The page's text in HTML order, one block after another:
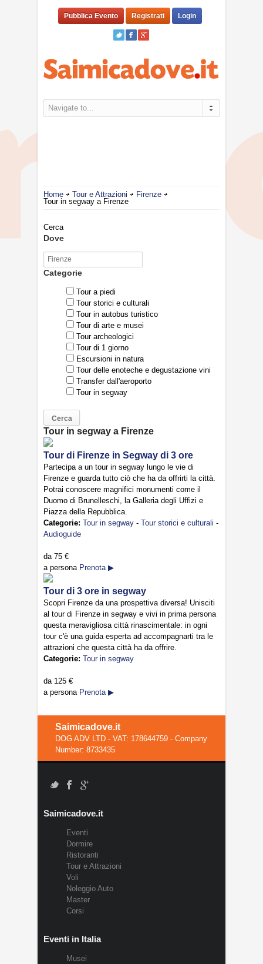
Pubblica Evento Registrati Login
Navigate to...
Home Tour e Attrazioni
Firenze
Tour in segway a Firenze
Cerca
Dove
Categorie
Tour a piedi
Tour storici e culturali
Tour in autobus turistico
Tour di arte e musei
Tour archeologici
Tour di 1 giorno
Escursioni in natura
Tour delle enoteche e degustazione vini
Transfer dall'aeroporto
Tour in segway
Tour in segway a Firenze
Tour di Firenze in Segway di 3 ore
Partecipa a un tour in segway lungo le vie di
Firenze e guarda tutto ciò che ha da offrirti la città.
Potrai conoscere magnifici monumenti come il
Duomo di Brunelleschi, la Galleria degli Uffizi e
Piazza della Repubblica.
Categorie: Tour in segway - Tour storici e culturali -
Audioguide
da 75 €
a persona Prenota ▶
Tour di 3 ore in segway
Scopri Firenze da una prospettiva diversa! Unisciti
al tour di Firenze in segway e vivi in prima persona
questa meravigliosa città rinascimentale: in ogni
tour c'è una guida esperta ad accompagnarti tra le
attrazioni che questa città ha da offrire.
Categorie: Tour in segway
da 125 €
a persona Prenota ▶
Saimicadove.it
DOG ADV LTD - VAT: 178644759 - Company
Number: 8733435
Saimicadove.it
Eventi
Dormire
Ristoranti
Tour e Attrazioni
Voli
Noleggio Auto
Master
Corsi
Eventi in Italia
Musei